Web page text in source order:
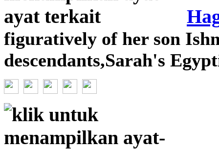
figuratively of her son
descendants,Sarah's